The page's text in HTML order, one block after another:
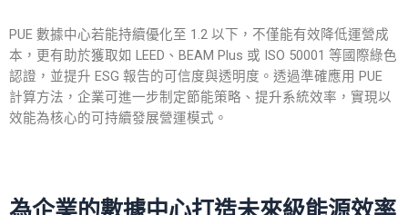
PUE 數據中心若能持續優化至 1.2 以下，不僅能有效降低運營成
本，更有助於獲取如 LEED、BEAM Plus 或 ISO 50001 等國際綠色
認證，並提升 ESG 報告的可信度與透明度。透過準確應用 PUE
計算方法，企業可進一步制定節能策略、提升系統效率，實現以
效能為核心的可持續發展營運模式。
為企業的數據中心打造未來級能源效率